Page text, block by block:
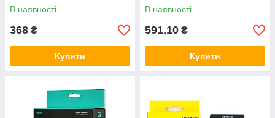
В наявності
368 ₴
Купити
В наявності
591,10 ₴
Купити